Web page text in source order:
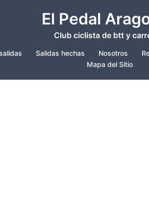
El Pedal
Club ciclista de btt y
Salidas hechas Nosotros
Mapa del Sitio